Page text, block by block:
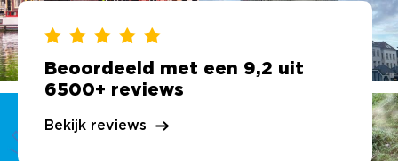
Beoordeeld met een 9,2 uit
6500+ reviews
Bekijk reviews